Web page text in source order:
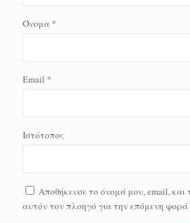
Όνομα *
Email *
Ιστότοπος
Αποθήκευσε το όνομά μου, email, και
αυτόν τον πλοηγό για την επόμενη